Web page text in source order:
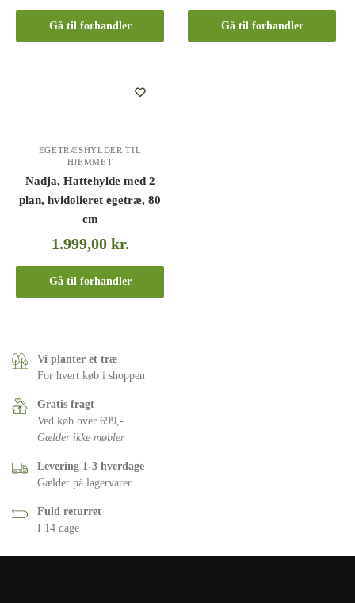
Gå til forhandler Gå til forhandler
EGETRÆSHYLDER TIL
HJEMMET
Nadja, Hattehylde med 2
plan, hvidolieret egetræ, 80
cm
1.999,00 kr.
Gå til forhandler
Vi planter et træ
For hvert køb i shoppen
Gratis fragt
Ved køb over 699,-
Gælder ikke møbler
Levering 1-3 hverdage
Gælder på lagervarer
Fuld returret
I 14 dage